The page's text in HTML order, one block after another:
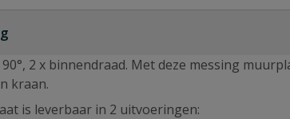
2 x binnendraad. Met deze messing
kraan.
is leverbaar in 2 uitvoeringen: